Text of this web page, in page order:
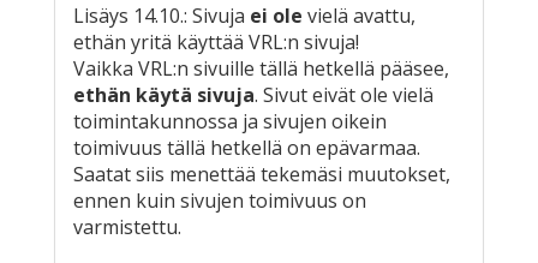
Lisäys 14.10.: Sivuja ei ole vielä avattu,
ethän yritä käyttää VRL:n sivuja!
Vaikka VRL:n sivuille tällä hetkellä pääsee,
ethän käytä sivuja. Sivut eivät ole vielä
toimintakunnossa ja sivujen oikein
toimivuus tällä hetkellä on epävarmaa.
Saatat siis menettää tekemäsi muutokset,
ennen kuin sivujen toimivuus on
varmistettu.